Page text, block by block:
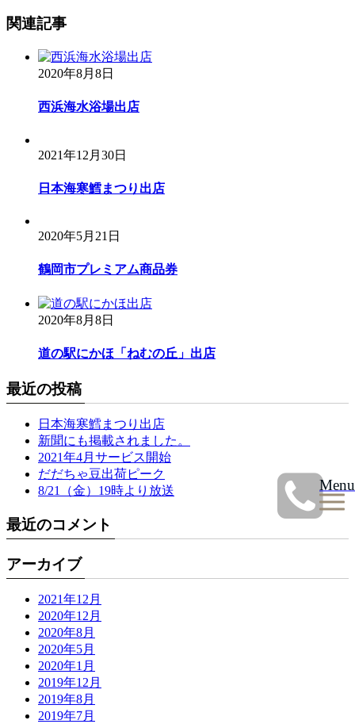
Menu
関連記事
2020年8月8日
西浜海水浴場出店
2021年12月30日
日本海寒鱈まつり出店
2020年5月21日
鶴岡市プレミアム商品券
2020年8月8日
道の駅にかほ「ねむの丘」出店
最近の投稿
日本海寒鱈まつり出店
新聞にも掲載されました。
2021年4月サービス開始
だだちゃ豆出荷ピーク
8/21（金）19時より放送
最近のコメント
アーカイブ
2021年12月
2020年12月
2020年8月
2020年5月
2020年1月
2019年12月
2019年8月
2019年7月